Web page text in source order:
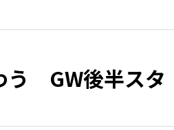
う GW後半スタ